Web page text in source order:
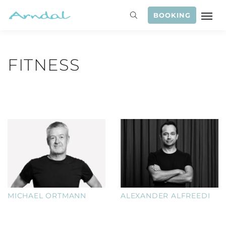
BOOKING
FITNESS
MICHAEL ORTMANN ALEXANDER ALFREEDI